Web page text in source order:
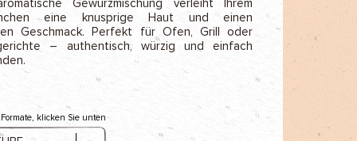
Gewürzmischung verleiht Ihrem
eine knusprige Haut und einen
Geschmack. Perfekt für Ofen, Grill oder
– authentisch, würzig und einfach
klicken Sie unten